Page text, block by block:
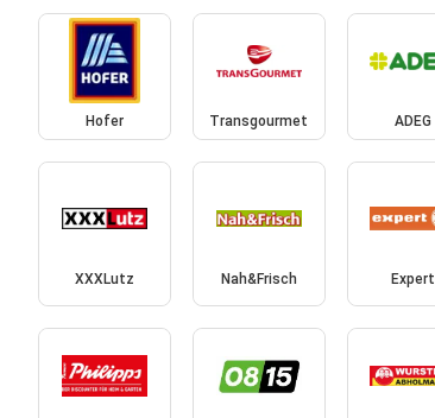
Hofer Transgourmet ADEG
XXXLutz Nah&Frisch Expert